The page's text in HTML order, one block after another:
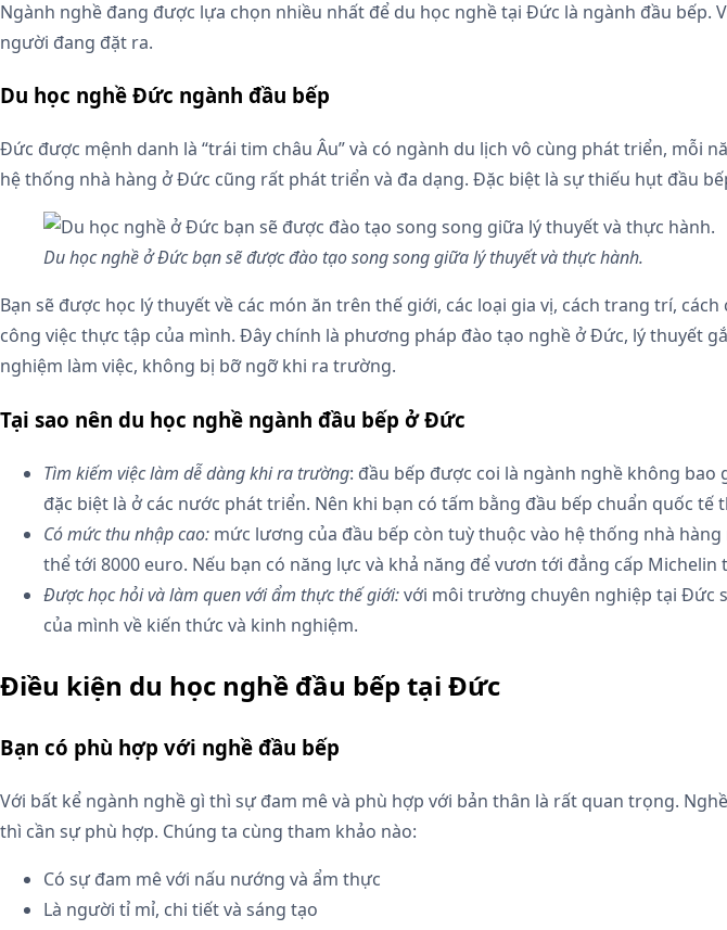
Ngành nghề đang được lựa chọn nhiều nhất để du học nghề tại Đức là ngành đầu bếp.
người đang đặt ra.
Du học nghề Đức ngành đầu bếp
Đức được mệnh danh là “trái tim châu Âu” và có ngành du lịch vô cùng phát triển,
hệ thống nhà hàng ở Đức cũng rất phát triển và đa dạng. Đặc biệt là sự thiếu hụt đầu
Du học nghề ở Đức bạn sẽ được đào tạo song song giữa lý thuyết và thực hành.
Bạn sẽ được học lý thuyết về các món ăn trên thế giới, các loại gia vị, cách trang trí,
công việc thực tập của mình. Đây chính là phương pháp đào tạo nghề ở Đức, lý thuyết
nghiệm làm việc, không bị bỡ ngỡ khi ra trường.
Tại sao nên du học nghề ngành đầu bếp ở Đức
Tìm kiếm việc làm dễ dàng khi ra trường: đầu bếp được coi là ngành nghề không
đặc biệt là ở các nước phát triển. Nên khi bạn có tấm bằng đầu bếp chuẩn quốc tế
Có mức thu nhập cao: mức lương của đầu bếp còn tuỳ thuộc vào hệ thống nhà
thể tới 8000 euro. Nếu bạn có năng lực và khả năng để vươn tới đẳng cấp
Được học hỏi và làm quen với ẩm thực thế giới:với môi trường chuyên nghiệp tại Đức
của mình về kiến thức và kinh nghiệm.
Điều kiện du học nghề đầu bếp tại Đức
Bạn có phù hợp với nghề đầu bếp
Với bất kể ngành nghề gì thì sự đam mê và phù hợp với bản thân là rất quan trọng.
thì cần sự phù hợp. Chúng ta cùng tham khảo nào:
Có sự đam mê với nấu nướng và ẩm thực
Là người tỉ mỉ, chi tiết và sáng tạo